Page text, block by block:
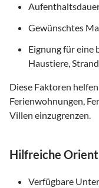
Gewünschtes
Eignung für eine
Haustiere,
Diese Faktoren
Ferienwohnungen,
Villen einzugrenzen.
Hilfreiche
Verfügbare